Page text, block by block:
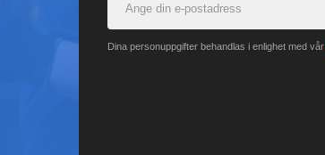
Dina personuppgifter behandlas i enlighet med vår